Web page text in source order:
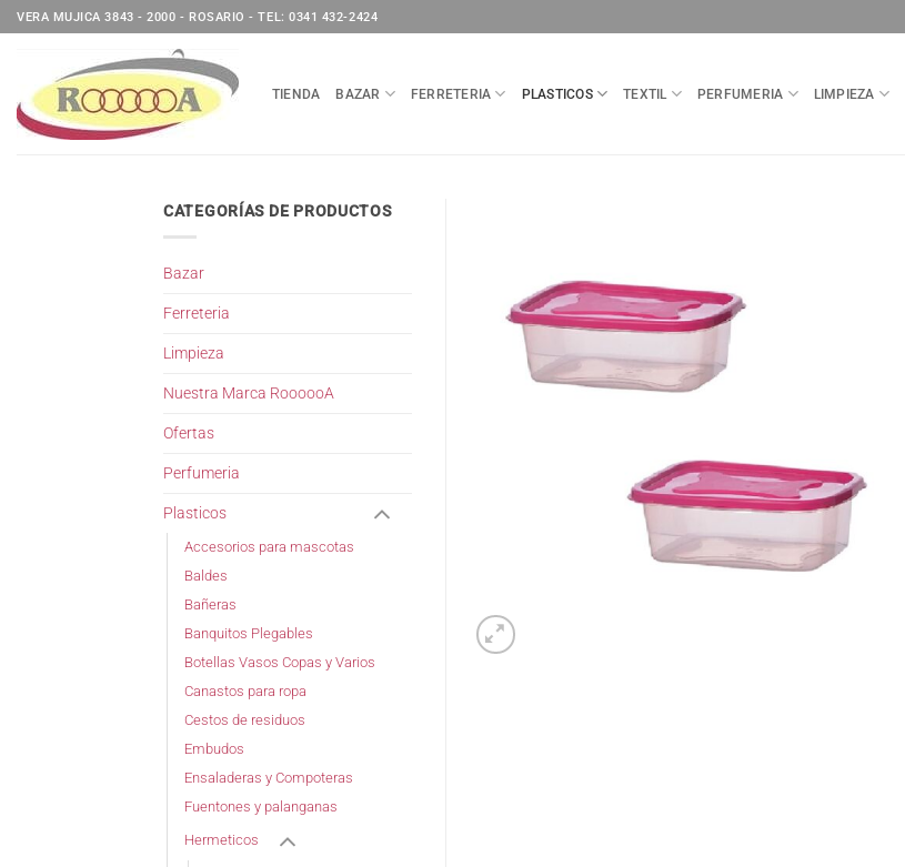
Saltar
al
VERA MUJICA 3843 - 2000 - ROSARIO - TEL: 0341 432-2424
TIENDA BAZAR FERRETERIA PLASTICOS TEXTIL PERFUMERIA LIMPIEZA
CATEGORÍAS DE PRODUCTOS
Bazar
Ferreteria
Limpieza
Nuestra Marca RoooooA
Ofertas
Perfumeria
Plasticos
Accesorios para mascotas
Baldes
Bañeras
Banquitos Plegables
Botellas Vasos Copas y Varios
Canastos para ropa
Cestos de residuos
Embudos
Ensaladeras y Compoteras
Fuentones y palanganas
Hermeticos